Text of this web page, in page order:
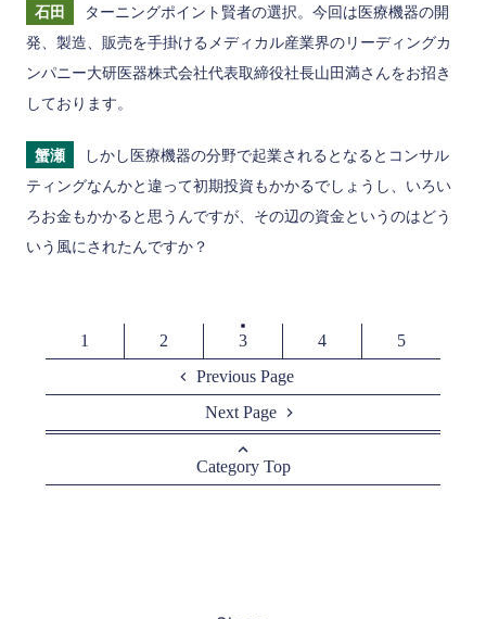
石田
ターニングポイント賢者の選択。今回は医療機器の開
発、製造、販売を手掛けるメディカル産業界のリーディングカ
ンパニー大研医器株式会社代表取締役社長山田満さんをお招き
しております。
蟹瀬
しかし医療機器の分野で起業されるとなるとコンサル
ティングなんかと違って初期投資もかかるでしょうし、いろい
ろお金もかかると思うんですが、その辺の資金というのはどう
いう風にされたんですか？
1 2 3 4
5
Previous Page
Next Page
Category Top